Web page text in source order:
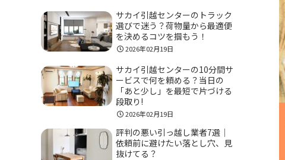
サカイ引越センターのトラック
選びで迷う？荷物量から最適便
を決めるコツを掴もう！
2026年02月19日
サカイ引越センターの10分間サ
ービスで何を頼める？当日の
「あと少し」を最短で片づける
段取り!
2026年02月19日
評判の悪い引っ越し業者7選｜
依頼前に避けたい落とし穴、見
抜けてる？